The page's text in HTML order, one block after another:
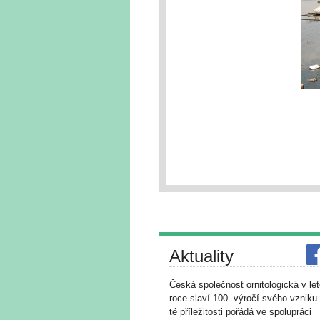
Aktuality
Česká společnost ornitologická v
roce slaví 100. výročí svého vzniku
té příležitosti pořádá ve spolupráci